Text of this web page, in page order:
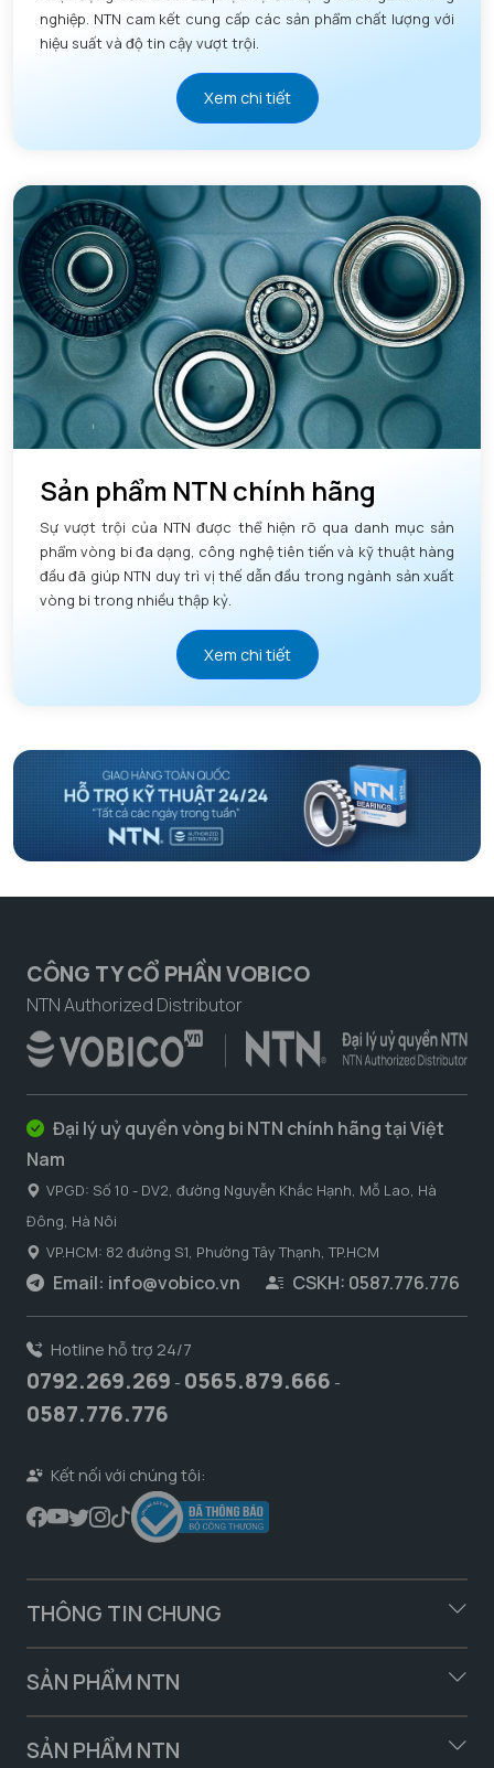
nghiệp. NTN cam kết cung cấp các sản phẩm chất lượng với
hiệu suất và độ tin cậy vượt trội.
Xem chi tiết
Sản phẩm NTN chính hãng
Sự vượt trội của NTN được thể hiện rõ qua danh mục sản
phẩm vòng bi đa dạng, công nghệ tiên tiến và kỹ thuật hàng
đầu đã giúp NTN duy trì vị thế dẫn đầu trong ngành sản xuất
vòng bi trong nhiều thập kỷ.
Xem chi tiết
CÔNG TY CỔ PHẦN VOBICO
NTN Authorized Distributor
Đại lý uỷ quyền vòng bi NTN chính hãng tại Việt
Nam
VPGD: Số 10 - DV2, đường Nguyễn Khắc Hạnh, Mỗ Lao, Hà
Đông, Hà Nôi
VP.HCM: 82 đường S1, Phường Tây Thạnh, TP.HCM
Email: info@vobico.vn CSKH: 0587.776.776
Hotline hỗ trợ 24/7
0792.269.269 - 0565.879.666 -
0587.776.776
Kết nối với chúng tôi:
THÔNG TIN CHUNG
SẢN PHẨM NTN
SẢN PHẨM NTN